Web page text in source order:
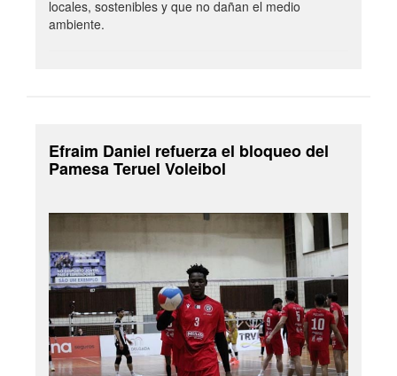
locales, sostenibles y que no dañan el medio
ambiente.
Efraim Daniel refuerza el bloqueo del
Pamesa Teruel Voleibol